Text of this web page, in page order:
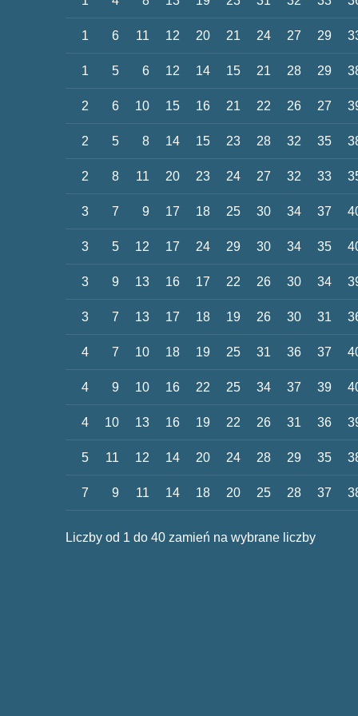
1 6 11 12 20 21 24 27 29
1 5 6 12 14 15 21 28 29
2 6 10 15 16 21 22 26 27
2 5 8 14 15 23 28 32 35
2 8 11 20 23 24 27 32 33
3 7 9 17 18 25 30 34 37
3 5 12 17 24 29 30 34 35
3 9 13 16 17 22 26 30 34
3 7 13 17 18 19 26 30 31
4 7 10 18 19 25 31 36 37
4 9 10 16 22 25 34 37 39
4 10 13 16 19 22 26 31 36
5 11 12 14 20 24 28 29 35
7 9 11 14 18 20 25 28 37
Liczby od 1 do 40 zamień na wybrane liczby